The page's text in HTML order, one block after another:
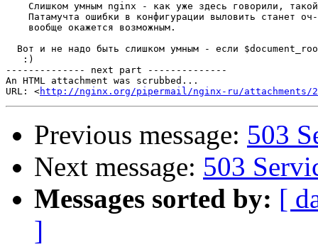
Слишком умным nginx - как уже здесь говорили,
Патамучта ошибки в конфигурации выловить станет
    вообще окажется возможным.
Вот и не надо быть слишком умным - если
   :)
-------------- next part --------------
An HTML attachment was scrubbed...
URL: <http://nginx.org/pipermail/nginx-ru/attachments/
Previous message: 503
Next message: 503
Messages sorted by: [
]